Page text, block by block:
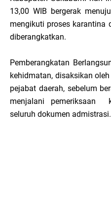
13,00 WIB bergerak
mengikuti proses karantina
diberangkatkan.
Pemberangkatan
kehidmatan, disaksikan
pejabat daerah, sebelum
menjalani pemeriksaan
seluruh dokumen admistrasi.